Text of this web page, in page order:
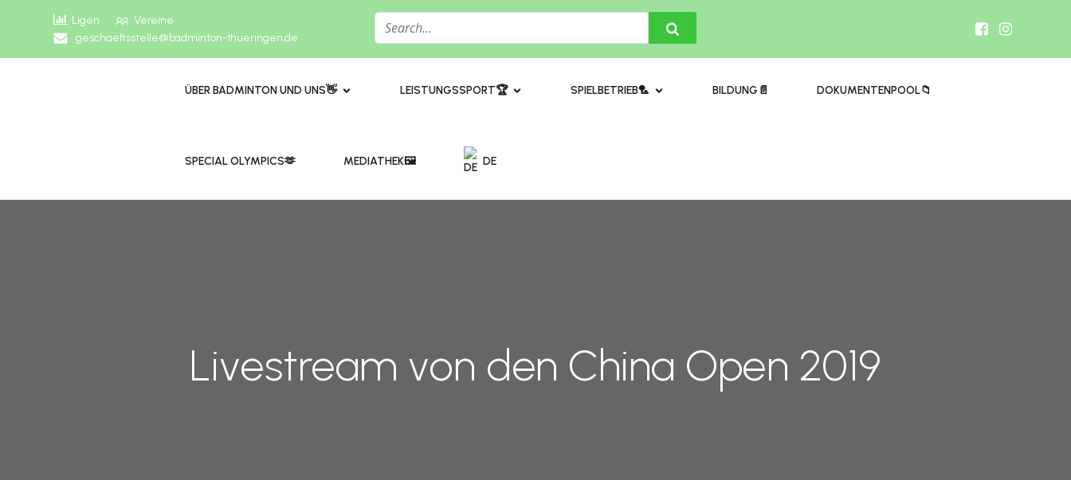
Ligen
Vereine
geschaeftsstelle@badminton-thueringen.de
ÜBER BADMINTON UND UNS👋 ​LEISTUNGSSPORT🏆 SPIELBETRIEB🏸 BILDUNG📄 DOKUMENTENPOOL📁
​​SPECIAL OLYMPICS🫶 MEDIATHEK🖼️​ DE
Livestream von den China Open 2019